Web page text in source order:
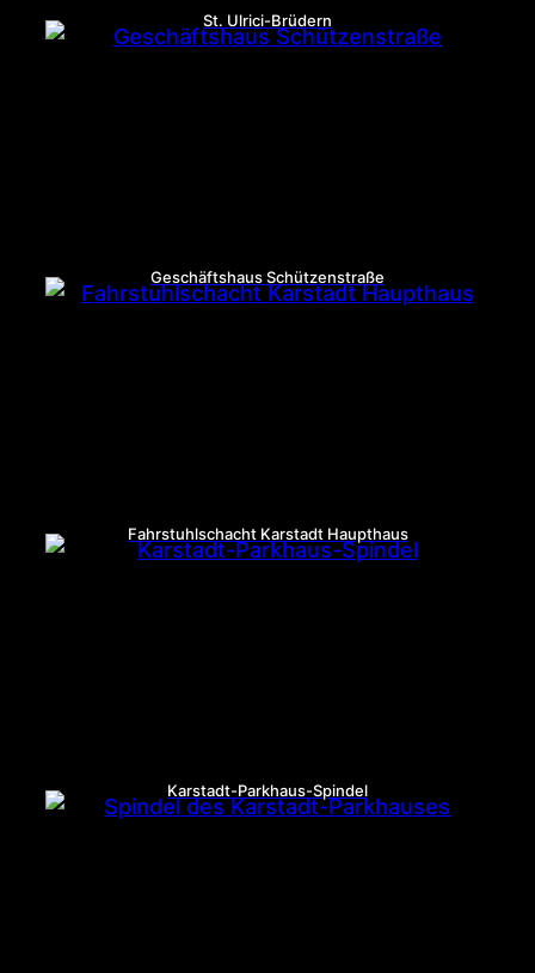
St. Ulrici-Brüdern
Geschäftshaus Schützenstraße
Fahrstuhlschacht Karstadt Haupthaus
Karstadt-Parkhaus-Spindel